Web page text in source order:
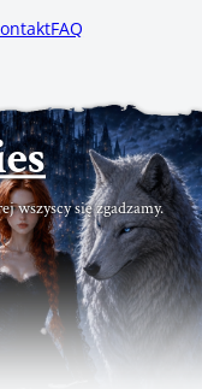
FAQ
wszyscy się zgadzamy.